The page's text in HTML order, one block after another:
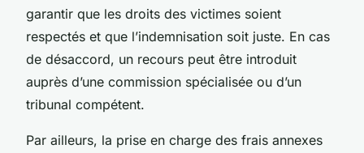
garantir que les droits des victimes soient
respectés et que l’indemnisation soit juste. En cas
de désaccord, un recours peut être introduit
auprès d’une commission spécialisée ou d’un
tribunal compétent.
Par ailleurs, la prise en charge des frais annexes